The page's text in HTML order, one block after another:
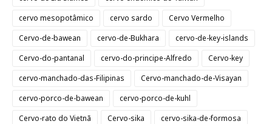
cervo mesopotâmico
cervo sardo
Cervo Vermelho
Cervo-de-bawean
cervo-de-Bukhara
cervo-de-key-islands
Cervo-do-pantanal
cervo-do-principe-Alfredo
Cervo-key
cervo-manchado-das-Filipinas
Cervo-manchado-de-Visayan
cervo-porco-de-bawean
cervo-porco-de-kuhl
Cervo-rato do Vietnã
Cervo-sika
cervo-sika-de-formosa